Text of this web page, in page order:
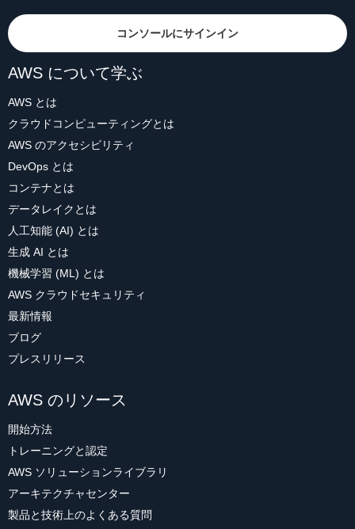
コンソールにサインイン
AWS について学ぶ
AWS とは
クラウドコンピューティングとは
AWS のアクセシビリティ
DevOps とは
コンテナとは
データレイクとは
人工知能 (AI) とは
生成 AI とは
機械学習 (ML) とは
AWS クラウドセキュリティ
最新情報
ブログ
プレスリリース
AWS のリソース
開始方法
トレーニングと認定
AWS ソリューションライブラリ
アーキテクチャセンター
製品と技術上のよくある質問